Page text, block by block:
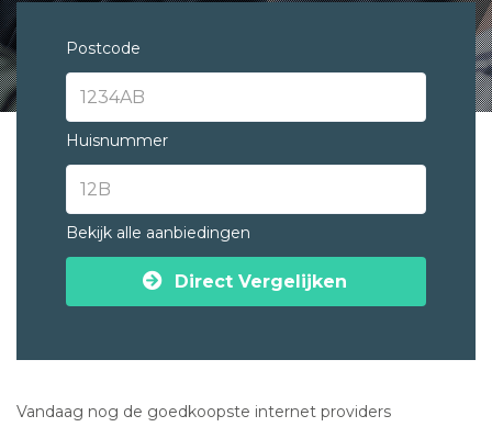
Postcode
Huisnummer
Bekijk alle aanbiedingen
Direct Vergelijken
Vandaag nog de goedkoopste internet providers